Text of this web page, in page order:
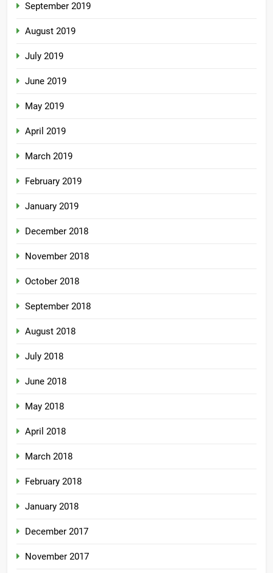
September 2019
August 2019
July 2019
June 2019
May 2019
April 2019
March 2019
February 2019
January 2019
December 2018
November 2018
October 2018
September 2018
August 2018
July 2018
June 2018
May 2018
April 2018
March 2018
February 2018
January 2018
December 2017
November 2017